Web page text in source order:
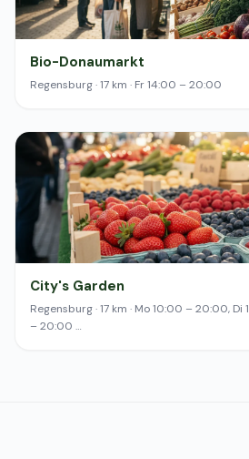
Bio-Donaumarkt
Regensburg · 17 km · Fr 14:00 – 20:00
City's Garden
Regensburg · 17 km · Mo 10:00 – 20:00,
– 20:00 …